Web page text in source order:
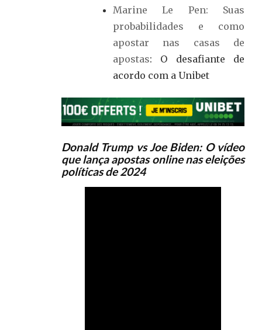
Marine Le Pen: Suas
probabilidades e como
apostar nas casas de
apostas: O desafiante de
acordo com a Unibet
Donald Trump vs Joe Biden: O vídeo
que lança apostas online nas eleições
políticas de 2024